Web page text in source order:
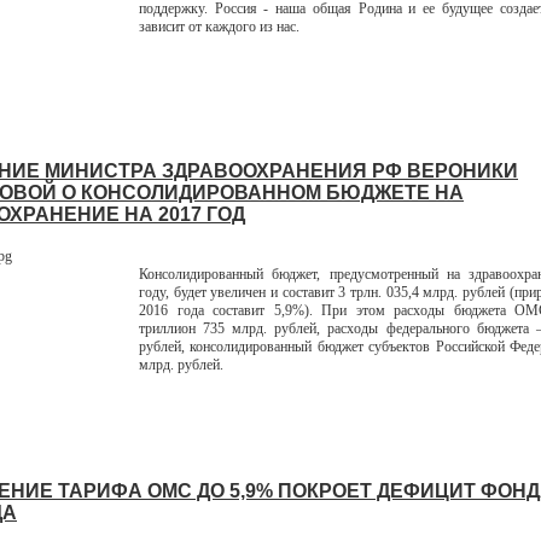
поддержку. Россия - наша общая Родина и ее будущее
зависит от каждого из нас.
МИНИСТРА ЗДРАВООХРАНЕНИЯ РФ ВЕРОНИКИ
О КОНСОЛИДИРОВАННОМ БЮДЖЕТЕ НА
НА 2017 ГОД
Консолидированный бюджет, предусмотренный на
году, будет увеличен и составит 3 трлн. 035,4 млрд. рублей
2016 года составит 5,9%). При этом расходы бюджета
триллион 735 млрд. рублей, расходы федерального бюджета
рублей, консолидированный бюджет субъектов Российской
млрд. рублей.
ТАРИФА ОМС ДО 5,9% ПОКРОЕТ ДЕФИЦИТ